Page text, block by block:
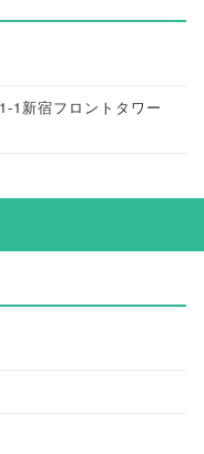
1新宿フロントタワー